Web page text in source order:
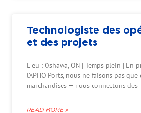
Technologiste des
et des projets
Lieu : Oshawa, ON | Temps plein | En
l’APHO Ports, nous ne faisons pas que
marchandises — nous connectons des
READ MORE »